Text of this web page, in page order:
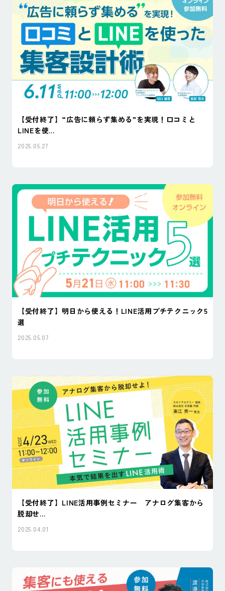
【受付終了】“広告に頼らず集める”を実現！口コミと
LINEを使...
2025.05.27
【受付終了】明日から使える！LINE活用プチテクニック5
選
2025.05.07
【受付終了】LINE活用事例セミナー アナログ集客から
脱却せ...
2025.04.01